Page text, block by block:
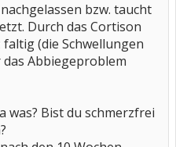
bzw. taucht
Durch das Cortison
(die Schwellungen
Abbiegeproblem
Bist du schmerzfrei